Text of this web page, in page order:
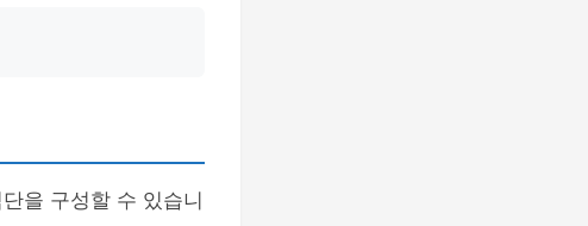
을 구성할 수 있습니